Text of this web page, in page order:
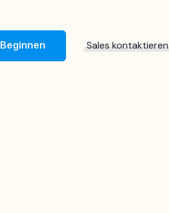
Beginnen Sales kontaktieren